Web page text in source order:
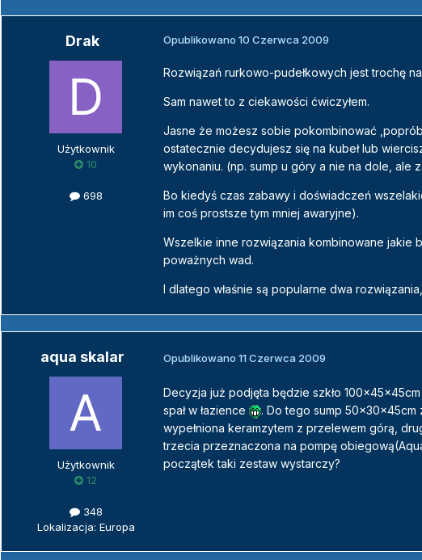
Drak
Użytkownik
10
698
Opublikowano 10 Czerwca 2009
Rozwiązań rurkowo-pudełkowych jest trochę
Sam nawet to z ciekawości ćwiczyłem.
Jasne że możesz sobie pokombinować
ostatecznie decydujesz się na kubeł lub
wykonaniu. (np. sump u góry a nie na dole, ale
Bo kiedyś czas zabawy i doświadczeń
im coś prostsze tym mniej awaryjne).
Wszelkie inne rozwiązania kombinowane jakie
poważnych wad.
I dlatego właśnie są popularne dwa
aqua skalar
Użytkownik
12
348
Lokalizacja: Europa
Opublikowano 11 Czerwca 2009
Decyzja już podjęta będzie szkło
spał w łazience
. Do tego sump 50x30x45cm
wypełniona keramzytem z przelewem górą,
trzecia przeznaczona na pompę
początek taki zestaw wystarczy?